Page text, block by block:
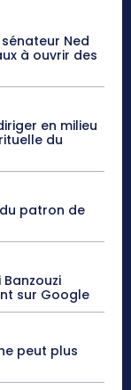
Ned
à ouvrir des
en milieu
du
patron de
Banzouzi
sur Google
peut plus